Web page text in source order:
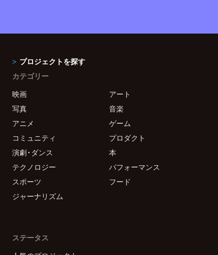
プロジェクトを探す
カテゴリー
映画
アート
写真
音楽
アニメ
ゲーム
コミュニティ
プロダクト
演劇・ダンス
本
テクノロジー
パフォーマンス
スポーツ
フード
ジャーナリズム
ステータス